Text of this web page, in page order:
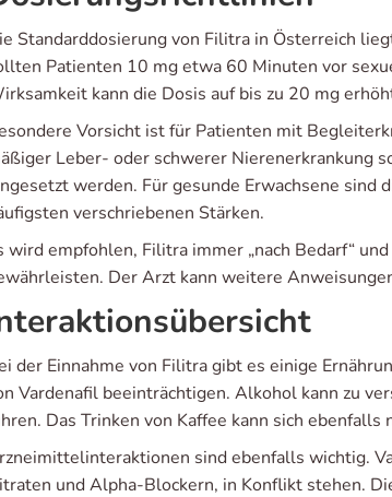
Standarddosierung von Filitra in Österreich
Patienten 10 mg etwa 60 Minuten vor
kann die Dosis auf bis zu 20 mg
Vorsicht ist für Patienten mit
Leber- oder schwerer Nierenerkrankung
werden. Für gesunde Erwachsene
verschriebenen Stärken.
wird empfohlen, Filitra immer „nach Bedarf“
Der Arzt kann weitere
der Einnahme von Filitra gibt es einige
Vardenafil beeinträchtigen. Alkohol kann zu
Das Trinken von Kaffee kann sich
sind ebenfalls wichtig.
und Alpha-Blockern, in Konflikt stehen.